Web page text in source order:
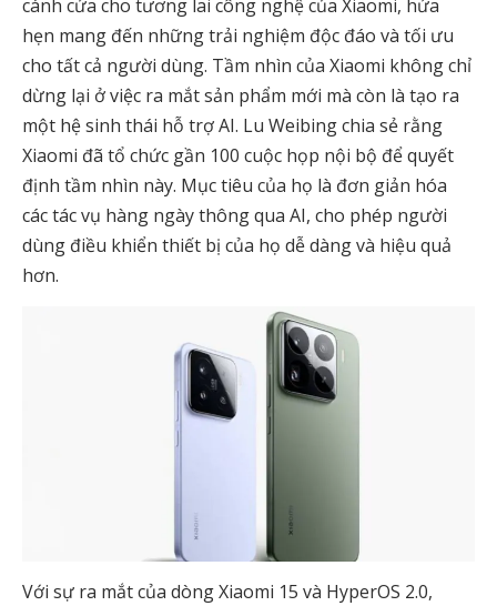
cánh cửa cho tương lai công nghệ của Xiaomi, hứa
hẹn mang đến những trải nghiệm độc đáo và tối ưu
cho tất cả người dùng. Tầm nhìn của Xiaomi không chỉ
dừng lại ở việc ra mắt sản phẩm mới mà còn là tạo ra
một hệ sinh thái hỗ trợ AI. Lu Weibing chia sẻ rằng
Xiaomi đã tổ chức gần 100 cuộc họp nội bộ để quyết
định tầm nhìn này. Mục tiêu của họ là đơn giản hóa
các tác vụ hàng ngày thông qua AI, cho phép người
dùng điều khiển thiết bị của họ dễ dàng và hiệu quả
hơn.
Với sự ra mắt của dòng Xiaomi 15 và HyperOS 2.0,